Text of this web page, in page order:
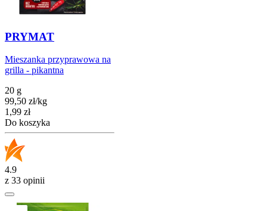
PRYMAT
Mieszanka przyprawowa na
grilla - pikantna
20 g
99,50 zł/kg
Cena
1,99 zł
Do koszyka
4.9
z 33 opinii